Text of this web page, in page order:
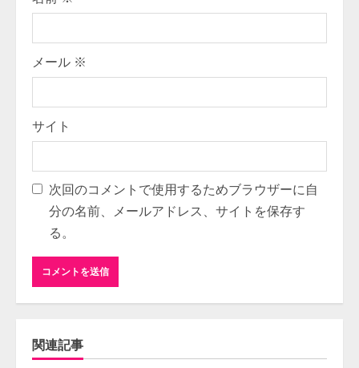
メール ※
サイト
次回のコメントで使用するためブラウザーに自
分の名前、メールアドレス、サイトを保存す
る。
関連記事